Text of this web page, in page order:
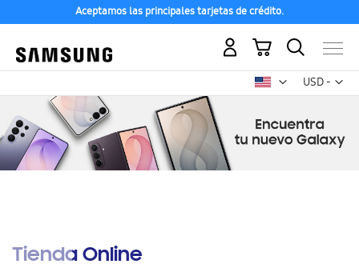
Aceptamos las principales tarjetas de crédito.
USD -
dólar
Mi carrito
Tienda Online